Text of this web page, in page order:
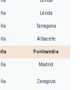
Lérida
Tarragona
Albacete
Pontevedra
Madrid
Zaragoza